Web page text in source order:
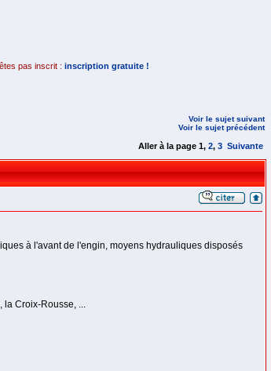
pas inscrit : inscription gratuite !
Voir le sujet suivant
Voir le sujet précédent
Aller à la page 1, 2, 3 Suivante
à l'avant de l'engin, moyens hydrauliques disposés
la Croix-Rousse, ...